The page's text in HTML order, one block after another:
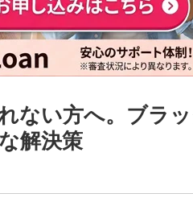
ない方へ。ブラ
解決策